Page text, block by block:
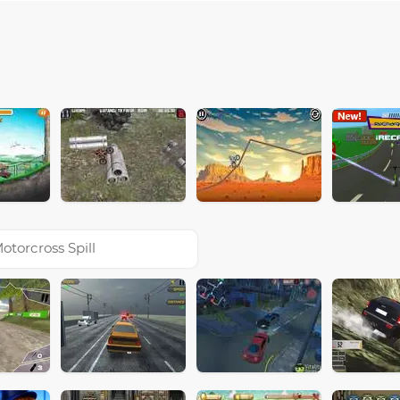
Spill